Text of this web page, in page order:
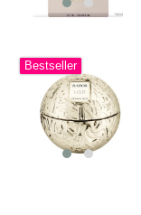
Bestseller